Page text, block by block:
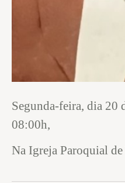
Segunda-feira, dia 20
08:00h,
Na Igreja Paroquial